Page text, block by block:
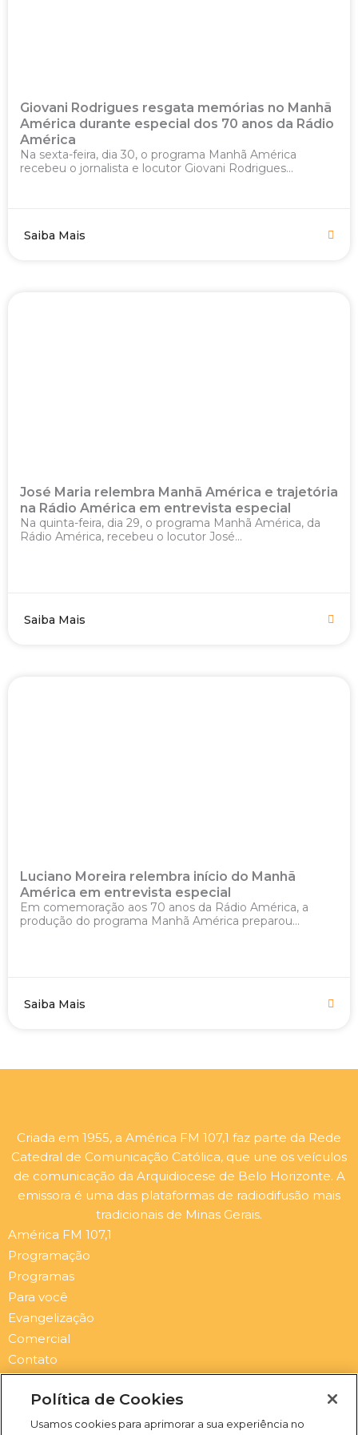
Giovani Rodrigues resgata memórias no Manhã
América durante especial dos 70 anos da Rádio
América
Na sexta-feira, dia 30, o programa Manhã América
recebeu o jornalista e locutor Giovani Rodrigues...
Saiba Mais
José Maria relembra Manhã América e trajetória
na Rádio América em entrevista especial
Na quinta-feira, dia 29, o programa Manhã América, da
Rádio América, recebeu o locutor José...
Saiba Mais
Luciano Moreira relembra início do Manhã
América em entrevista especial
Em comemoração aos 70 anos da Rádio América, a
produção do programa Manhã América preparou...
Saiba Mais
Criada em 1955, a América FM 107,1 faz parte da Rede
Catedral de Comunicação Católica, que une os veículos
de comunicação da Arquidiocese de Belo Horizonte. A
emissora é uma das plataformas de radiodifusão mais
tradicionais de Minas Gerais.
América FM 107,1
Programação
Programas
Para você
Evangelização
Comercial
Contato
Newsletter
Submit
Política de Cookies
Usamos cookies para aprimorar a sua experiência no